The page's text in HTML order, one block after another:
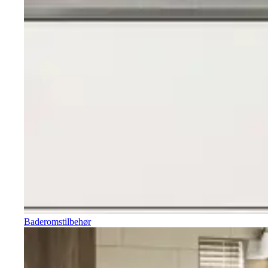
Baderomstilbehør